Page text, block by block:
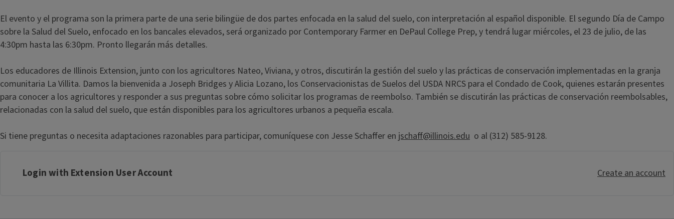
El evento y el programa son la primera parte de una serie bilingüe de dos partes enfocada en la salud del suelo, con interpretación al español disponible. El segundo Día de Campo
sobre la Salud del Suelo, enfocado en los bancales elevados, será organizado por Contemporary Farmer en DePaul College Prep, y tendrá lugar miércoles, el 23 de julio, de las
4:30pm hasta las 6:30pm. Pronto llegarán más detalles.
Los educadores de Illinois Extension, junto con los agricultores Nateo, Viviana, y otros, discutirán la gestión del suelo y las prácticas de conservación implementadas en la granja
comunitaria La Villita. Damos la bienvenida a Joseph Bridges y Alicia Lozano, los Conservacionistas de Suelos del USDA NRCS para el Condado de Cook, quienes estarán presentes
para conocer a los agricultores y responder a sus preguntas sobre cómo solicitar los programas de reembolso. También se discutirán las prácticas de conservación reembolsables,
relacionadas con la salud del suelo, que están disponibles para los agricultores urbanos a pequeña escala.
Si tiene preguntas o necesita adaptaciones razonables para participar, comuníquese con Jesse Schaffer en jschaff@illinois.edu o al (312) 585-9128.
Login with Extension User Account Create an account